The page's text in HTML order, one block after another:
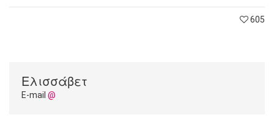
605
Ελισσάβετ
E-mail @